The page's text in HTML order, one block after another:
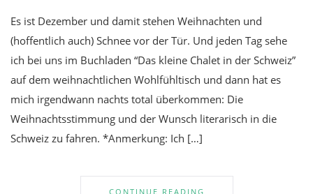
Es ist Dezember und damit stehen Weihnachten und
(hoffentlich auch) Schnee vor der Tür. Und jeden Tag sehe
ich bei uns im Buchladen “Das kleine Chalet in der Schweiz”
auf dem weihnachtlichen Wohlfühltisch und dann hat es
mich irgendwann nachts total überkommen: Die
Weihnachtsstimmung und der Wunsch literarisch in die
Schweiz zu fahren. *Anmerkung: Ich […]
CONTINUE READING